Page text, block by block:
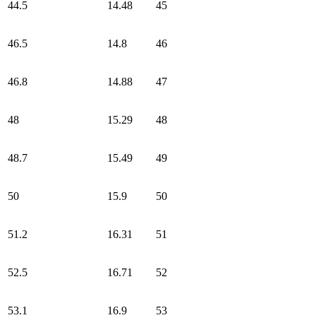
44.5 14.48 45
46.5 14.8 46
46.8 14.88 47
48 15.29 48
48.7 15.49 49
50 15.9 50
51.2 16.31 51
52.5 16.71 52
53.1 16.9 53